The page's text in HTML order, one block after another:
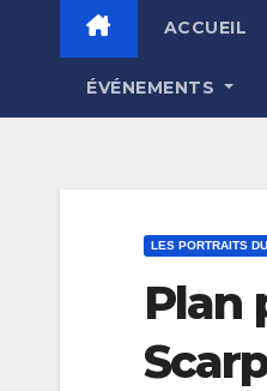
ACCUEIL
ÉVÉNEMENTS
LES PORTRAITS
Plan